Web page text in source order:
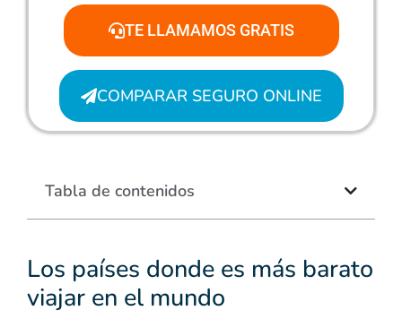
Los países donde es más barato
viajar en el mundo
TE LLAMAMOS GRATIS
COMPARAR SEGURO ONLINE
Tabla de contenidos